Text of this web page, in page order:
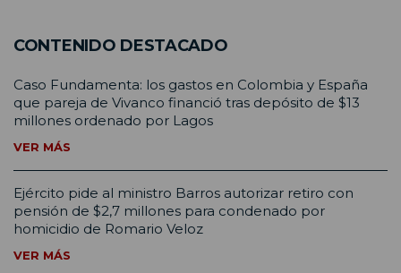
CONTENIDO DESTACADO
Caso Fundamenta: los gastos en Colombia y España
que pareja de Vivanco financió tras depósito de $13
millones ordenado por Lagos
VER MÁS
Ejército pide al ministro Barros autorizar retiro con
pensión de $2,7 millones para condenado por
homicidio de Romario Veloz
VER MÁS